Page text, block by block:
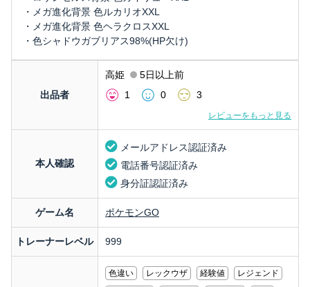
・メガ進化背景 色ルカリオXXL
・メガ進化背景 色ヘラクロスXXL
・色シャドウガブリアス98%(HP欠け)
出品者
高姫
5日以上前
1
0 3
レビューをもっと見る
本人確認
メールアドレス認証済み
電話番号認証済み
身分証認証済み
ゲーム名 ポケモンGO
トレーナーレベル 999
色違い レックウザ 経験値
レジェンド